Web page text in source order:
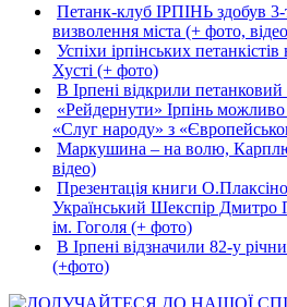
Петанк-клуб ІРПІНЬ здобув 3-
визволення міста (+ фото,
Успіхи ірпінських
Хусті (+ фото)
В Ірпені відкрили
«Рейдернути» Ірпінь можливо
«Слуг народу» з
Маркушина – на волю,
відео)
Презентація книги
Український Шекспір Дмитро
ім. Гоголя (+ фото)
В Ірпені відзначили 82-у
(+фото)